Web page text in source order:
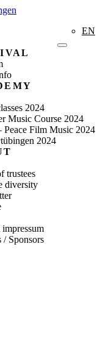
EN
2024
Music Course 2024
Film Music 2024
2024
trustees
diversity
/ Sponsors